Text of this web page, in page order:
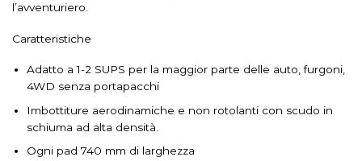
l’avventuriero.
Caratteristiche
Adatto a 1-2 SUPS per la maggior parte delle auto, furgoni,
4WD senza portapacchi
Imbottiture aerodinamiche e non rotolanti con scudo in
schiuma ad alta densità.
Ogni pad 740 mm di larghezza